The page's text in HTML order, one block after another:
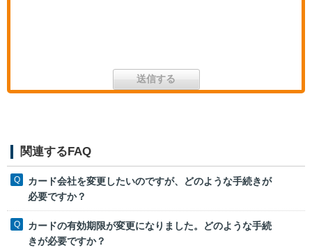
関連するFAQ
カード会社を変更したいのですが、どのような手続きが
必要ですか？
カードの有効期限が変更になりました。どのような手続
きが必要ですか？